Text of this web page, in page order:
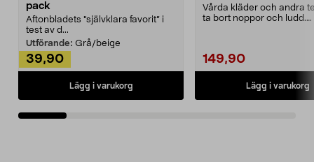
pack
Aftonbladets "självklara favorit” i
test av d...
Utförande: Grå/beige
39,90
Lägg i varukorg
Vårda kläder och andra
ta bort noppor och ludd.
149,90
Lägg i varukorg